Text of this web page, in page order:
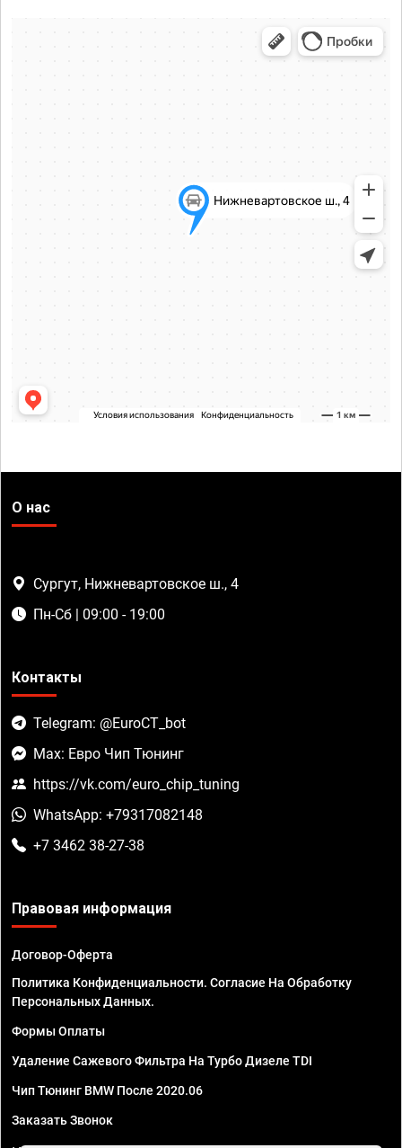
О нас
Сургут, Нижневартовское ш., 4
Пн-Сб | 09:00 - 19:00
Контакты
Telegram: @EuroCT_bot
Max: Евро Чип Тюнинг
https://vk.com/euro_chip_tuning
WhatsApp: +79317082148
+7 3462 38-27-38
Правовая информация
Договор-Оферта
Политика Конфиденциальности. Согласие На Обработку
Персональных Данных.
Формы Оплаты
Удаление Сажевого Фильтра На Турбо Дизеле TDI
Чип Тюнинг BMW После 2020.06
Заказать Звонок